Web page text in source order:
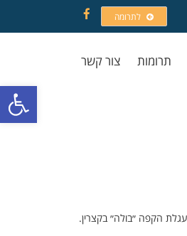
פתח
לתרומה
Facebook
תרומות צור קשר